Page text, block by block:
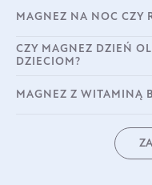
MAGNEZ NA NOC CZY
CZY MAGNEZ DZIEŃ
DZIECIOM?
MAGNEZ Z WITAMINĄ